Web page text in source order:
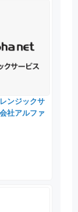
ンジックサ
社アルファ